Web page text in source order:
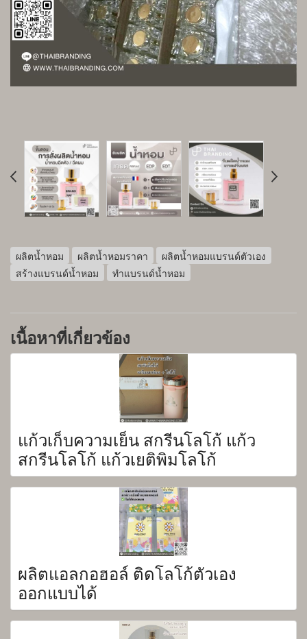
ผลิตน้ำหอม ผลิตน้ำหอมราคา
ผลิตน้ำหอมแบรนด์ตัวเอง
สร้างแบรนด์น้ำหอม
ทำแบรนด์น้ำหอม
เนื้อหาที่เกี่ยวข้อง
แก้วเก็บความเย็น สกรีนโลโก้ แก้ว
สกรีนโลโก้ แก้วเยติพิมโลโก้
ผลิตแอลกอฮอล์ ติดโลโก้ตัวเอง
ออกแบบได้